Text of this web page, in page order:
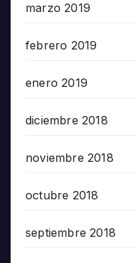
marzo 2019
febrero 2019
enero 2019
diciembre 2018
noviembre 2018
octubre 2018
septiembre 2018